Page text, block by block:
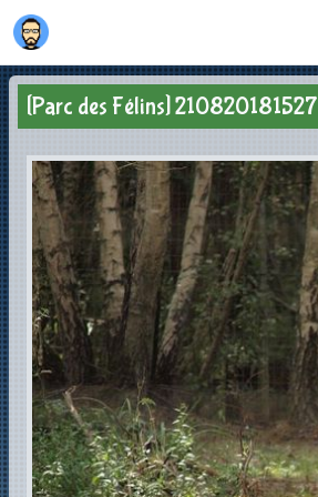
[Parc des Félins] 210820181527